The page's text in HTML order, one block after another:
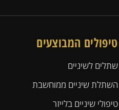
טיפולים המבוצעים
שתלים לשיניים
השתלת שיניים ממוחשבת
טיפולי שיניים בלייזר